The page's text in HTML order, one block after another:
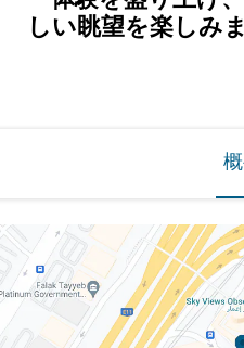
しい眺望を楽しみ